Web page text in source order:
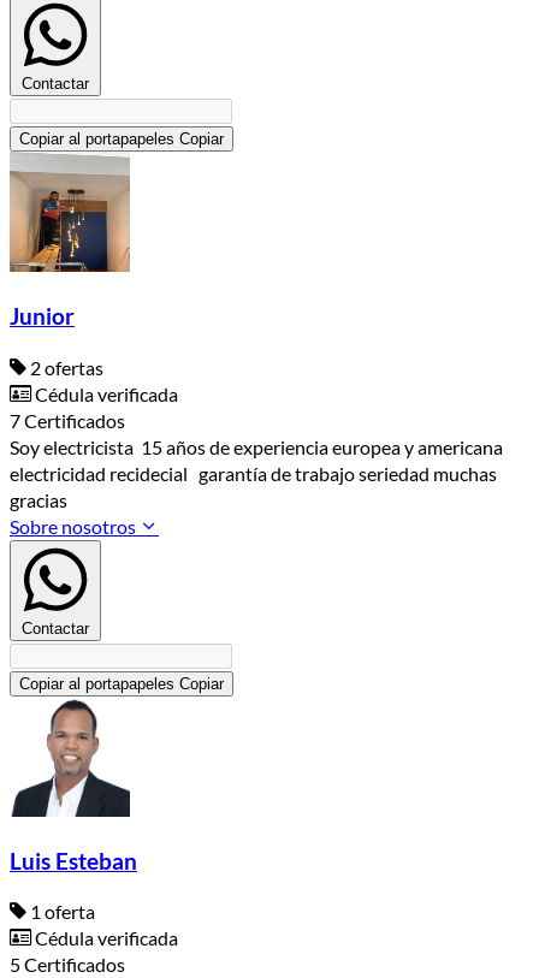
Contactar
Copiar al portapapeles Copiar
Junior
2 ofertas
Cédula verificada
7 Certificados
Soy electricista 15 años de experiencia europea y americana
electricidad recidecial garantía de trabajo seriedad muchas
gracias
Sobre nosotros
Contactar
Copiar al portapapeles Copiar
Luis Esteban
1 oferta
Cédula verificada
5 Certificados